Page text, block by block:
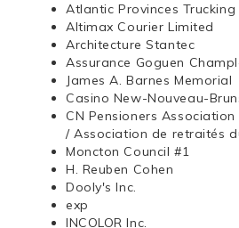
Atlantic Provinces
Altimax Courier Limited
Architecture Stantec
Assurance Goguen
James A. Barnes Memorial
Casino New-Nouveau-
CN Pensioners
/ Association de retraités
Moncton Council #1
H. Reuben Cohen
Dooly's Inc.
exp
INCOLOR Inc.